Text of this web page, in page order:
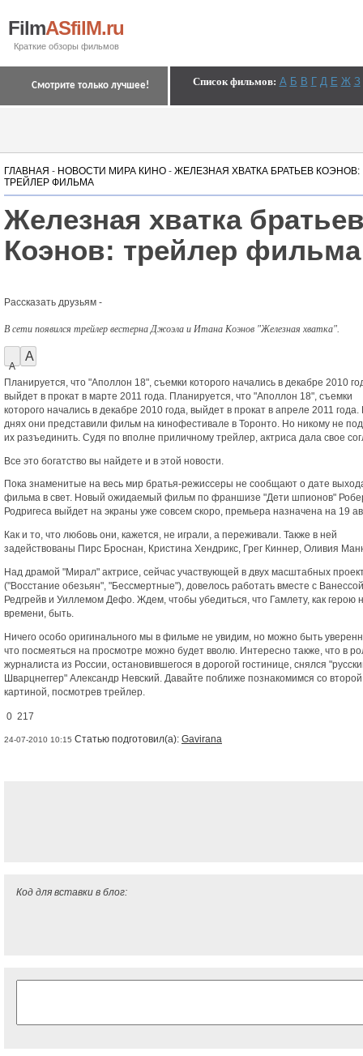
FilmASfilM.ru
Краткие обзоры фильмов
Список фильмов: А Б В Г Д Е Ж З
Смотрите только лучшее!
ГЛАВНАЯ - НОВОСТИ МИРА КИНО - ЖЕЛЕЗНАЯ ХВАТКА БРАТЬЕВ КОЭНОВ:
ТРЕЙЛЕР ФИЛЬМА
Железная хватка
Коэнов: трейлер фильма
Рассказать друзьям -
В сети появился трейлер вестерна Джоэла и Итана Коэнов "Железная хватка".
A
A
Планируется, что "Аполлон 18", съемки которого начались в декабре 2010
выйдет в прокат в марте 2011 года. Планируется, что "Аполлон 18", съемки
которого начались в декабре 2010 года, выйдет в прокат в апреле 2011 года.
днях они представили фильм на кинофестивале в Торонто. Но никому не
их разъединить. Судя по вполне приличному трейлер, актриса дала свое
Все это богатство вы найдете и в этой новости.
Пока знаменитые на весь мир братья-режиссеры не сообщают о дате
фильма в свет. Новый ожидаемый фильм по франшизе "Дети шпионов"
Родригеса выйдет на экраны уже совсем скоро, премьера назначена на 19
Как и то, что любовь они, кажется, не играли, а переживали. Также в ней
задействованы Пирс Броснан, Кристина Хендрикс, Грег Киннер, Оливия
Над драмой "Мирал" актрисе, сейчас участвующей в двух масштабных
("Восстание обезьян", "Бессмертные"), довелось работать вместе с Ванессой
Редгрейв и Уиллемом Дефо. Ждем, чтобы убедиться, что Гамлету, как герою
времени, быть.
Ничего особо оригинального мы в фильме не увидим, но можно быть
что посмеяться на просмотре можно будет вволю. Интересно также, что в
журналиста из России, остановившегося в дорогой гостинице, снялся
Шварцнеггер" Александр Невский. Давайте поближе познакомимся со второй
картиной, посмотрев трейлер.
0 217
24-07-2010 10:15 Статью подготовил(а): Gavirana
Код для вставки в блог: